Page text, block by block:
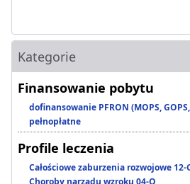
Kategorie
Finansowanie pobytu
dofinansowanie PFRON (MOPS,
pełnopłatne
Profile leczenia
Całościowe zaburzenia rozwojowe 12-